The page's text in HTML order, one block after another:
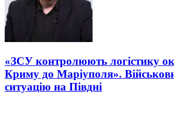
«ЗСУ контролюють логістику
Криму до Маріуполя».
ситуацію на Півдні